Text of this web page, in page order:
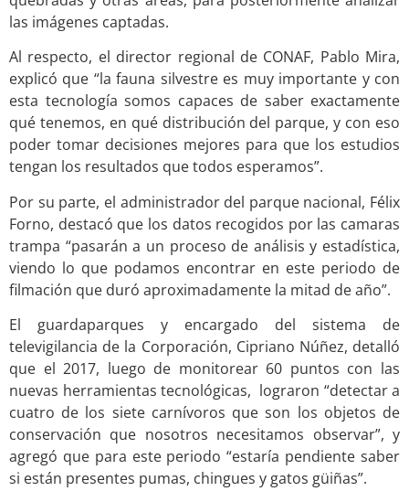
las imágenes captadas.
Al respecto, el director regional de CONAF, Pablo Mira,
explicó que “la fauna silvestre es muy importante y con
esta tecnología somos capaces de saber exactamente
qué tenemos, en qué distribución del parque, y con eso
poder tomar decisiones mejores para que los estudios
tengan los resultados que todos esperamos”.
Por su parte, el administrador del parque nacional, Félix
Forno, destacó que los datos recogidos por las camaras
trampa “pasarán a un proceso de análisis y estadística,
viendo lo que podamos encontrar en este periodo de
filmación que duró aproximadamente la mitad de año”.
El guardaparques y encargado del sistema de
televigilancia de la Corporación, Cipriano Núñez, detalló
que el 2017, luego de monitorear 60 puntos con las
nuevas herramientas tecnológicas, lograron “detectar a
cuatro de los siete carnívoros que son los objetos de
conservación que nosotros necesitamos observar”, y
agregó que para este periodo “estaría pendiente saber
si están presentes pumas, chingues y gatos güiñas”.